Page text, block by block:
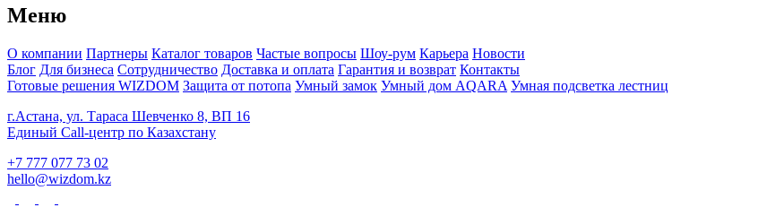
Меню
О компании Партнеры Каталог товаров Частые вопросы Шоу-рум Карьера Новости
Блог Для бизнеса Сотрудничество Доставка и оплата Гарантия и возврат Контакты
Готовые решения WIZDOM Защита от потопа Умный замок Умный дом AQARA Умная подсветка лестниц
г.Астана, ул. Тараса Шевченко 8, ВП 16
Единый Call-центр по Казахстану
+7 777 077 73 02
hello@wizdom.kz